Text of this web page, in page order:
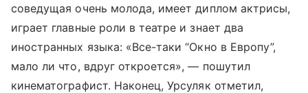
соведущая очень молода, имеет диплом актрисы,
играет главные роли в театре и знает два
иностранных языка: «Все-таки “Окно в Европу”,
мало ли что, вдруг откроется», — пошутил
кинематографист. Наконец, Урсуляк отметил,